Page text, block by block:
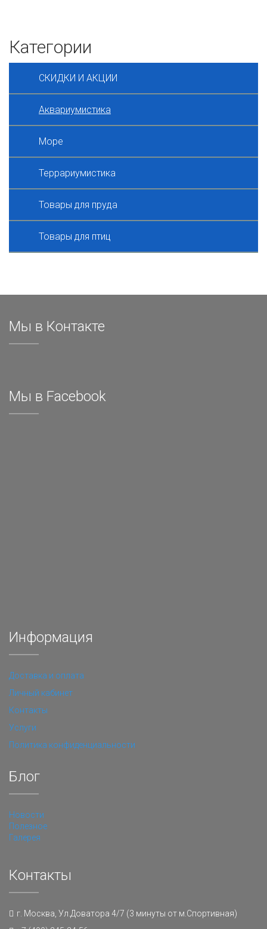
Категории
СКИДКИ И АКЦИИ
Аквариумистика
Море
Террариумистика
Товары для пруда
Товары для птиц
Мы в Контакте
Мы в Facebook
Информация
Доставка и оплата
Личный кабинет
Контакты
Услуги
Политика конфиденциальности
Блог
Новости
Полезное
Галерея
Контакты
г. Москва, Ул.Доватора 4/7 (3 минуты от м.Спортивная)